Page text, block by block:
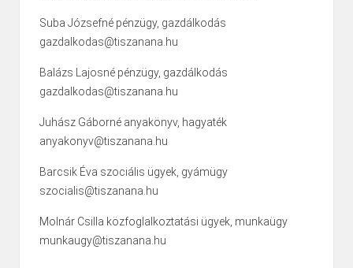
Suba Józsefné pénzügy, gazdálkodás
gazdalkodas@tiszanana.hu
Balázs Lajosné pénzügy, gazdálkodás
gazdalkodas@tiszanana.hu
Juhász Gáborné anyakönyv, hagyaték
anyakonyv@tiszanana.hu
Barcsik Éva szociális ügyek, gyámügy
szocialis@tiszanana.hu
Molnár Csilla közfoglalkoztatási ügyek, munkaügy
munkaugy@tiszanana.hu